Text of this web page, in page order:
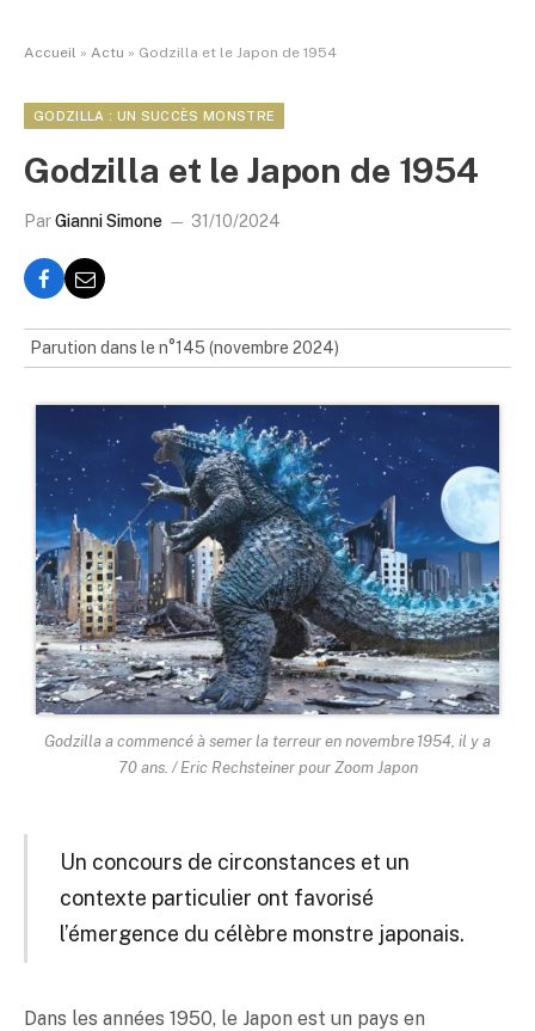
Accueil » Actu » Godzilla et le Japon de 1954
GODZILLA : UN SUCCÈS MONSTRE
Godzilla et le Japon de 1954
ParGianni Simone 31/10/2024
Parution dans le n°145 (novembre 2024)
Godzilla a commencé à semer la terreur en novembre 1954, il y a
70 ans. / Eric Rechsteiner pour Zoom Japon
Un concours de circonstances et un
contexte particulier ont favorisé
l’émergence du célèbre monstre japonais.
Dans les années 1950, le Japon est un pays en